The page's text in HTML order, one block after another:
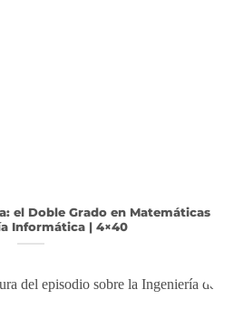
el Doble Grado en Matemáticas
Informática | 4×40